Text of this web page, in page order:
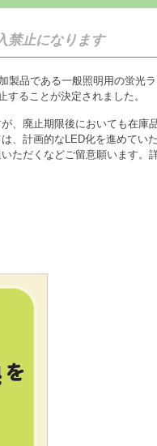
禁止になります
品である一般照明用の蛍光
ることが決定されました。
、廃止期限後においても在庫
、計画的なLED化を進めてい
ただくなどご留意願います。